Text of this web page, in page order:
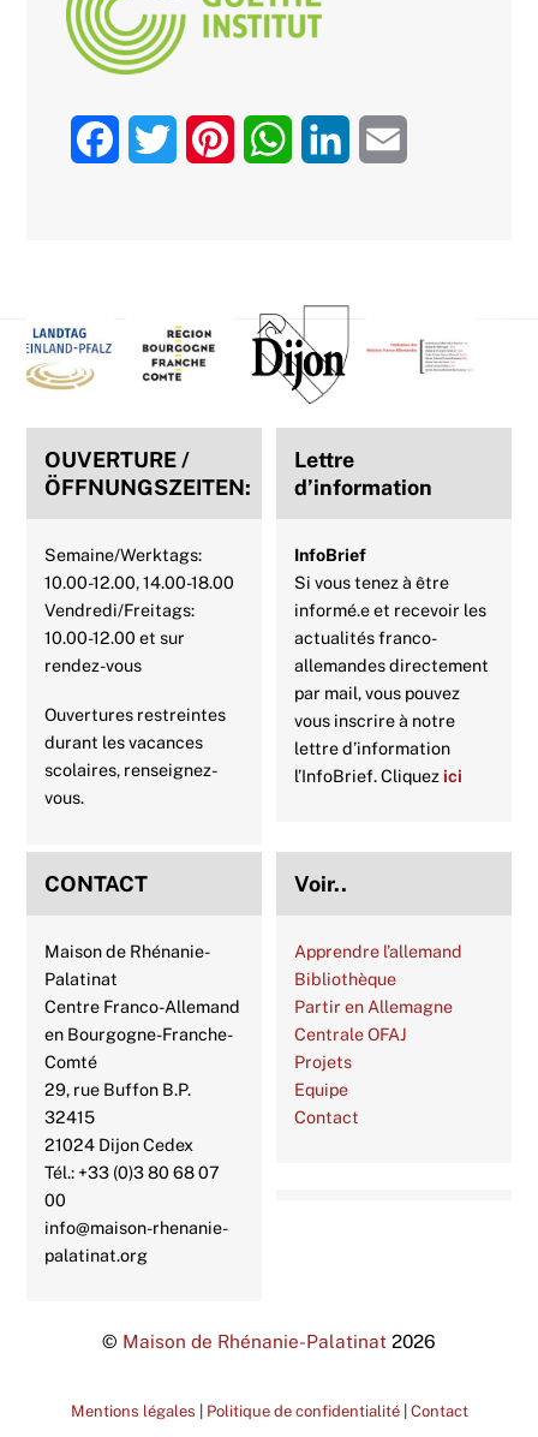
o
k
t
e
r e
s
W
s
A
p
p
I
n
Back
To
Top
OUVERTURE /
ÖFFNUNGSZEITEN:
Semaine/Werktags:
10.00-12.00, 14.00-18.00
Vendredi/Freitags:
10.00-12.00 et sur
rendez-vous
Ouvertures restreintes
durant les vacances
scolaires, renseignez-
vous.
Lettre
d’information
InfoBrief
Si vous tenez à être
informé.e et recevoir les
actualités franco-
allemandes directement
par mail, vous pouvez
vous inscrire à notre
lettre d’information
l’InfoBrief. Cliquezici
CONTACT
Maison de Rhénanie-
Palatinat
Centre Franco-Allemand
en Bourgogne-Franche-
Comté
29, rue Buffon B.P.
32415
21024 Dijon Cedex
Tél.: +33 (0)3 80 68 07
00
info@maison-rhenanie-
palatinat.org
Voir..
Apprendre l’allemand
Bibliothèque
Partir en Allemagne
Centrale OFAJ
Projets
Equipe
Contact
© Maison de Rhénanie-Palatinat 2026
Mentions légales | Politique de confidentialité| Contact